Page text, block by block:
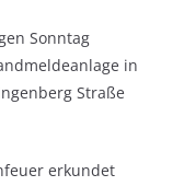
Sonntag
in
Straße
erkundet